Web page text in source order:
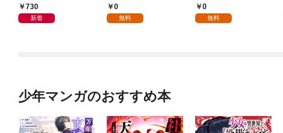
月号730
新着
0
無料
0
無料
少年マンガのおすすめ本